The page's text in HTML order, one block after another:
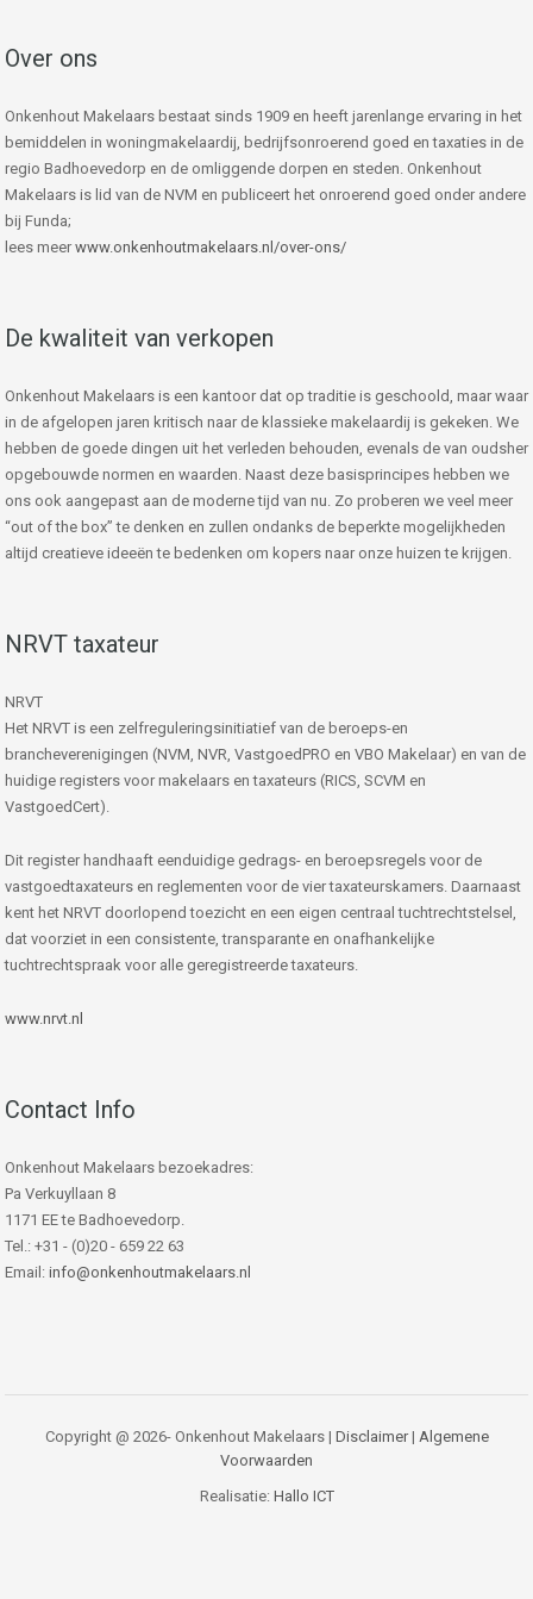
Over ons
Onkenhout Makelaars bestaat sinds 1909 en heeft jarenlange ervaring in het
bemiddelen in woningmakelaardij, bedrijfsonroerend goed en taxaties in de
regio Badhoevedorp en de omliggende dorpen en steden. Onkenhout
Makelaars is lid van de NVM en publiceert het onroerend goed onder andere
bij Funda;
lees meer www.onkenhoutmakelaars.nl/over-ons/
De kwaliteit van verkopen
Onkenhout Makelaars is een kantoor dat op traditie is geschoold, maar waar
in de afgelopen jaren kritisch naar de klassieke makelaardij is gekeken. We
hebben de goede dingen uit het verleden behouden, evenals de van oudsher
opgebouwde normen en waarden. Naast deze basisprincipes hebben we
ons ook aangepast aan de moderne tijd van nu. Zo proberen we veel meer
“out of the box” te denken en zullen ondanks de beperkte mogelijkheden
altijd creatieve ideeën te bedenken om kopers naar onze huizen te krijgen.
NRVT taxateur
NRVT
Het NRVT is een zelfreguleringsinitiatief van de beroeps-en
brancheverenigingen (NVM, NVR, VastgoedPRO en VBO Makelaar) en van de
huidige registers voor makelaars en taxateurs (RICS, SCVM en
VastgoedCert).
Dit register handhaaft eenduidige gedrags- en beroepsregels voor de
vastgoedtaxateurs en reglementen voor de vier taxateurskamers. Daarnaast
kent het NRVT doorlopend toezicht en een eigen centraal tuchtrechtstelsel,
dat voorziet in een consistente, transparante en onafhankelijke
tuchtrechtspraak voor alle geregistreerde taxateurs.
www.nrvt.nl
Contact Info
Onkenhout Makelaars bezoekadres:
Pa Verkuyllaan 8
1171 EE te Badhoevedorp.
Tel.: +31 - (0)20 - 659 22 63
Email: info@onkenhoutmakelaars.nl
Copyright @ 2026- Onkenhout Makelaars | Disclaimer| Algemene
Voorwaarden
Realisatie: Hallo ICT